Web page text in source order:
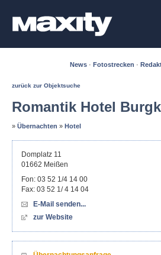
News · Fotostrecken ·
zurück zur Objektsuche
Romantik Hotel
» Übernachten » Hotel
Domplatz 11
01662 Meißen
Fon: 03 52 1/4 14 00
Fax: 03 52 1/ 4 14 04
E-Mail senden...
zur Website